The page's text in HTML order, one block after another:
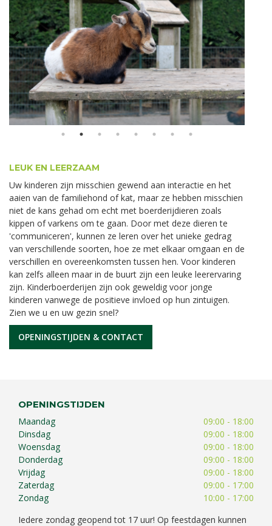
LEUK EN LEERZAAM
Uw kinderen zijn misschien gewend aan interactie en het
aaien van de familiehond of kat, maar ze hebben misschien
niet de kans gehad om echt met boerderijdieren zoals
kippen of varkens om te gaan. Door met deze dieren te
'communiceren', kunnen ze leren over het unieke gedrag
van verschillende soorten, hoe ze met elkaar omgaan en de
verschillen en overeenkomsten tussen hen. Voor kinderen
kan zelfs alleen maar in de buurt zijn een leuke leerervaring
zijn. Kinderboerderijen zijn ook geweldig voor jonge
kinderen vanwege de positieve invloed op hun zintuigen.
Zien we u en uw gezin snel?
OPENINGSTIJDEN & CONTACT
OPENINGSTIJDEN
Maandag
09:00 - 18:00
Dinsdag
09:00 - 18:00
Woensdag
09:00 - 18:00
Donderdag
09:00 - 18:00
Vrijdag
09:00 - 18:00
Zaterdag
09:00 - 17:00
Zondag
10:00 - 17:00
Iedere zondag geopend tot 17 uur! Op feestdagen kunnen